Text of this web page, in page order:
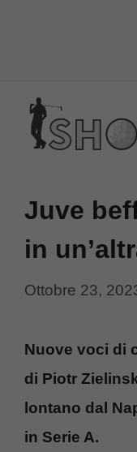
contenuto
Juve
in
Ottobre 23,
Nuove voci di
di Piotr
lontano dal
in Serie A.